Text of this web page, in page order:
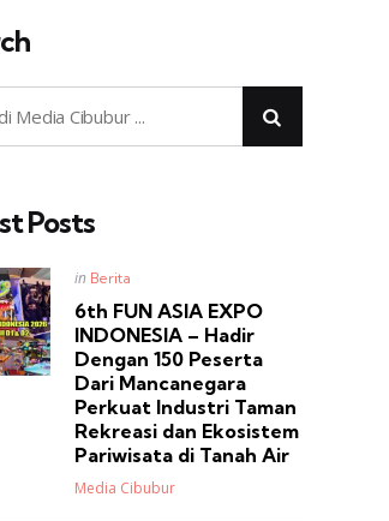
Posts
Posted
in
in Berita
6th FUN ASIA EXPO
INDONESIA – Hadir
Dengan 150 Peserta
Dari Mancanegara
Perkuat Industri Taman
Rekreasi dan Ekosistem
Pariwisata di Tanah Air
Posted
Media Cibubur